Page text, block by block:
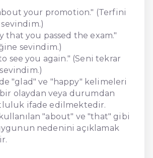
your promotion." (Terfini
that you passed the exam."
sevindim.)
see you again." (Seni tekrar
"glad" ve "happy" kelimeleri
olaydan veya durumdan
ifade edilmektedir.
"about" ve "that" gibi
nedenini açıklamak